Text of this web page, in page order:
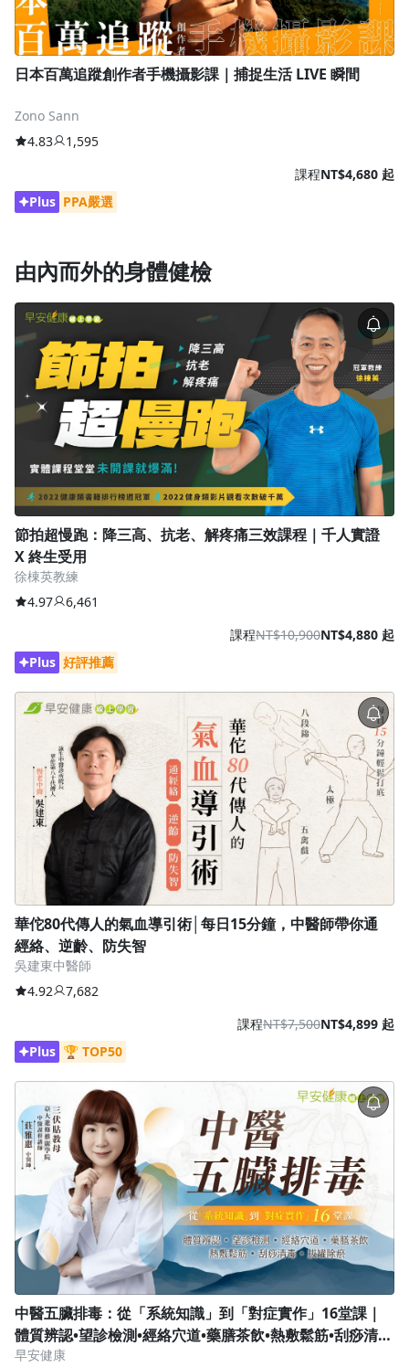
日本百萬追蹤創作者手機攝影課｜捕捉生活 LIVE 瞬間
Zono Sann
4.83
1,595
課程NT$4,680 起
Plus PPA嚴選
由內而外的身體健檢
節拍超慢跑：降三高、抗老、解疼痛三效課程｜千人實證
X 終生受用
徐棟英教練
4.97
6,461
課程NT$10,900NT$4,880 起
Plus 好評推薦
華佗80代傳人的氣血導引術│每日15分鐘，中醫師帶你通
經絡、逆齡、防失智
吳建東中醫師
4.92
7,682
課程NT$7,500NT$4,899 起
Plus 🏆 TOP50
中醫五臟排毒：從「系統知識」到「對症實作」16堂課｜
體質辨認•望診檢測•經絡穴道•藥膳茶飲•熱敷鬆筋•刮痧清
毒•拔罐除瘀
早安健康